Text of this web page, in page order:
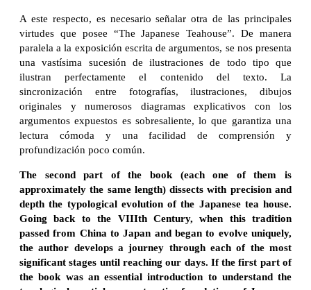
A este respecto, es necesario señalar otra de las principales
virtudes que posee “The Japanese Teahouse”. De manera
paralela a la exposición escrita de argumentos, se nos presenta
una vastísima sucesión de ilustraciones de todo tipo que
ilustran perfectamente el contenido del texto. La
sincronización entre fotografías, ilustraciones, dibujos
originales y numerosos diagramas explicativos con los
argumentos expuestos es sobresaliente, lo que garantiza una
lectura cómoda y una facilidad de comprensión y
profundización poco común.
The second part of the book (each one of them is
approximately the same length) dissects with precision and
depth the typological evolution of the Japanese tea house.
Going back to the VIIIth Century, when this tradition
passed from China to Japan and began to evolve uniquely,
the author develops a journey through each of the most
significant stages until reaching our days. If the first part of
the book was an essential introduction to understand the